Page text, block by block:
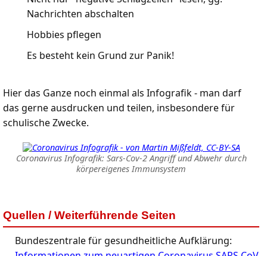
Nachrichten abschalten
Hobbies pflegen
Es besteht kein Grund zur Panik!
Hier das Ganze noch einmal als Infografik - man darf
das gerne ausdrucken und teilen, insbesondere für
schulische Zwecke.
Coronavirus Infografik: Sars-Cov-2 Angriff und Abwehr durch
körpereigenes Immunsystem
Quellen / Weiterführende Seiten
Bundeszentrale für gesundheitliche Aufklärung: